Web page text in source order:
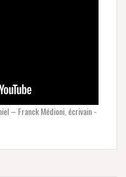
– Franck Médioni, écrivain -